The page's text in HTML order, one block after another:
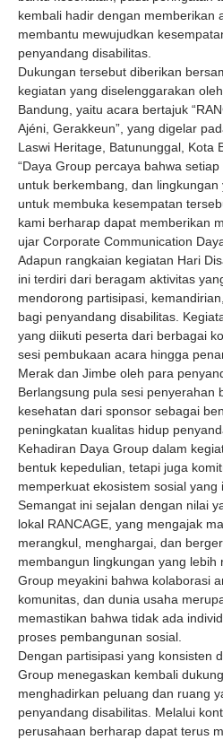
kembali hadir dengan memberikan
membantu mewujudkan
penyandang disabilitas.
Dukungan tersebut diberikan
kegiatan yang diselenggarakan
Bandung, yaitu acara bertajuk
Ajéni, Gerakkeun”, yang digelar
Laswi Heritage, Batununggal, Kota
“Daya Group percaya bahwa
untuk berkembang, dan
untuk membuka kesempatan
kami berharap dapat memberikan
ujar Corporate Communication
Adapun rangkaian kegiatan Hari
ini terdiri dari beragam aktivitas
mendorong partisipasi,
bagi penyandang disabilitas.
yang diikuti peserta dari berbagai
sesi pembukaan acara hingga
Merak dan Jimbe oleh para
Berlangsung pula sesi penyerahan
kesehatan dari sponsor sebagai
peningkatan kualitas hidup
Kehadiran Daya Group dalam
bentuk kepedulian, tetapi juga
memperkuat ekosistem sosial yang
Semangat ini sejalan dengan nilai
lokal RANCAGE, yang mengajak
merangkul, menghargai, dan
membangun lingkungan yang lebih
Group meyakini bahwa kolaborasi
komunitas, dan dunia usaha
memastikan bahwa tidak ada
proses pembangunan sosial.
Dengan partisipasi yang konsisten
Group menegaskan kembali
menghadirkan peluang dan ruang
penyandang disabilitas. Melalui
perusahaan berharap dapat terus